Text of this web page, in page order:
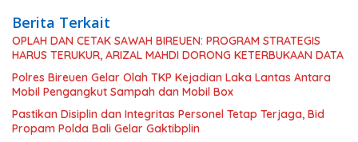
Berita Terkait
OPLAH DAN CETAK SAWAH BIREUEN: PROGRAM STRATEGIS
HARUS TERUKUR, ARIZAL MAHDI DORONG KETERBUKAAN DATA
Polres Bireuen Gelar Olah TKP Kejadian Laka Lantas Antara
Mobil Pengangkut Sampah dan Mobil Box
Pastikan Disiplin dan Integritas Personel Tetap Terjaga, Bid
Propam Polda Bali Gelar Gaktibplin